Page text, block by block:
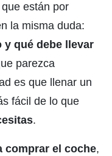
están por
la misma duda:
y qué debe llevar
parezca
es que llenar un
fácil de lo que
.
comprar el coche,